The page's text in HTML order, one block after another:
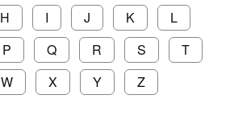
H I J K
L
P Q R S
T
W X Y Z